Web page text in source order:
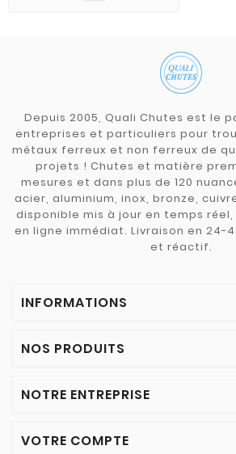
Depuis 2005, Quali Chutes est le
entreprises et particuliers pour
métaux ferreux et non ferreux de
projets ! Chutes et matière
mesures et dans plus de 120
acier, aluminium, inox, bronze,
disponible mis à jour en temps
en ligne immédiat. Livraison en 24-
et réactif.
INFORMATIONS
NOS PRODUITS
NOTRE ENTREPRISE
VOTRE COMPTE